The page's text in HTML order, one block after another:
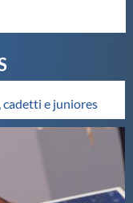
cadetti e juniores